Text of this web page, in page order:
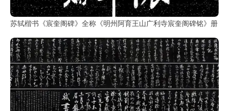
苏轼楷书《宸奎阁碑》全称《明州阿育王山广利寺宸奎阁碑铭》册
画
家
艺
术
品
图
库
/